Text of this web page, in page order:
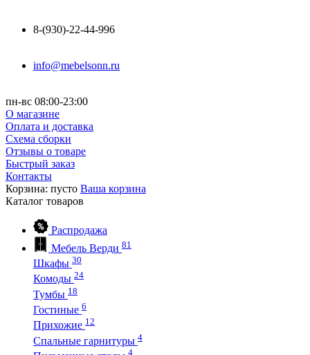
8-(930)-22-44-996
info@mebelsonn.ru
пн-вс 08:00-23:00
О магазине
Оплата и доставка
Схема сборки
Отзывы о товаре
Быстрый заказ
Контакты
Корзина: пусто Ваша корзина
Каталог товаров
Распродажа
Мебель Верди 81
Шкафы 30
Комоды 24
Тумбы 18
Гостиные 6
Прихожие 12
Спальные гарнитуры 4
4